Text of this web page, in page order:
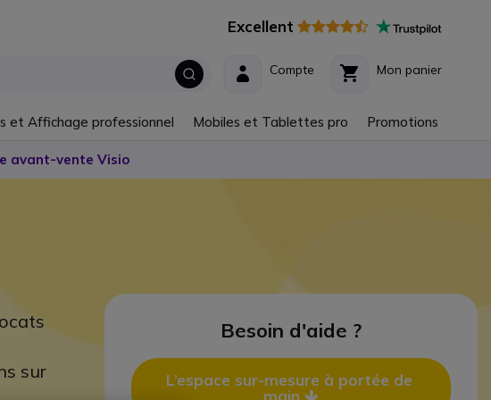
Excellent
Mon panier
Compte
et Affichage professionnel Mobiles et Tablettes pro Promotions
avant-vente Visio
sur
Besoin d'aide ?
L’espace sur-mesure à portée de
main